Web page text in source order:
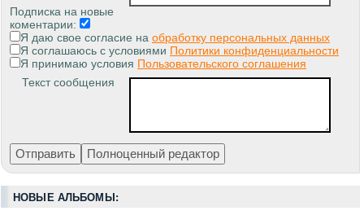
Подписка на новые
коментарии:
Я даю свое согласие на обработку персональных данных
Я соглашаюсь с условиями Политики конфиденциальности
Я принимаю условия Пользовательского соглашения
Текст сообщения
НОВЫЕ АЛЬБОМЫ: